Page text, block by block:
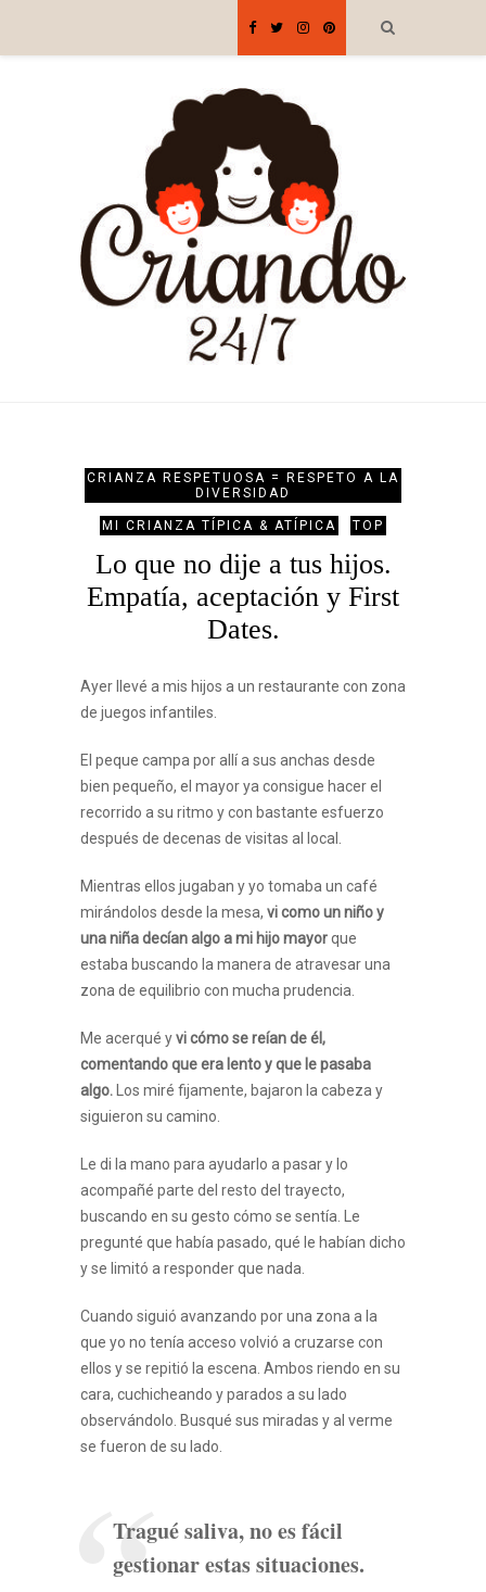
CRIANZA RESPETUOSA = RESPETO A LA
DIVERSIDAD
MI CRIANZA TÍPICA & ATÍPICA TOP
Lo que no dije a tus hijos.
Empatía, aceptación y First
Dates.
Ayer llevé a mis hijos a un restaurante con zona
de juegos infantiles.
El peque campa por allí a sus anchas desde
bien pequeño, el mayor ya consigue hacer el
recorrido a su ritmo y con bastante esfuerzo
después de decenas de visitas al local.
Mientras ellos jugaban y yo tomaba un café
mirándolos desde la mesa, vi como un niño y
una niña decían algo a mi hijo mayorque
estaba buscando la manera de atravesar una
zona de equilibrio con mucha prudencia.
Me acerqué yvi cómo se reían de él,
comentando que era lento y que le pasaba
algo. Los miré fijamente, bajaron la cabeza y
siguieron su camino.
Le di la mano para ayudarlo a pasar y lo
acompañé parte del resto del trayecto,
buscando en su gesto cómo se sentía. Le
pregunté que había pasado, qué le habían dicho
y se limitó a responder que nada.
Cuando siguió avanzando por una zona a la
que yo no tenía acceso volvió a cruzarse con
ellos y se repitió la escena. Ambos riendo en su
cara, cuchicheando y parados a su lado
observándolo. Busqué sus miradas y al verme
se fueron de su lado.
Tragué saliva, no es fácil
gestionar estas situaciones.